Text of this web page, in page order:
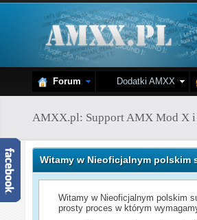
Forum Dodatki AMXX
AMXX.pl: Support AMX Mod X i
Witamy w Nieoficjalnym polskim
Witamy w Nieoficjalnym polskim
prosty proces w którym